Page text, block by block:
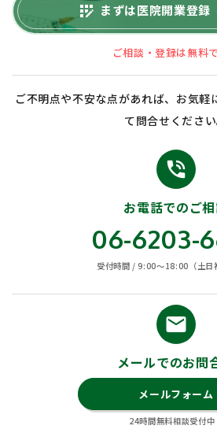
app_registration まずは医院開業登録
ご相談・登録は無料で
ご不明点や不安な点があれば、お気軽
て問合せください
phone_in_talk
お電話でのご
06-6203-
受付時間 / 9:00〜18:00（土日
email
メールでのお問
メールフォーム
24時間無料相談受付中